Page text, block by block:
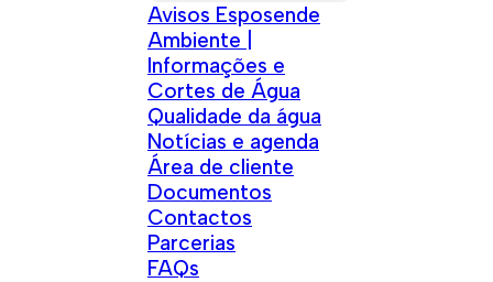
Avisos Esposende
Ambiente |
Informações e
Cortes de Água
Qualidade da água
Notícias e agenda
Área de cliente
Documentos
Contactos
Parcerias
FAQs